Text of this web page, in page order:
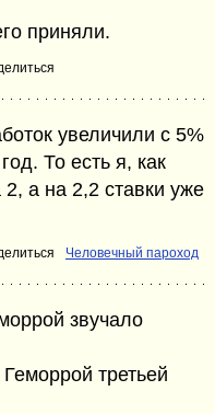
приняли.
увеличили с 5%
То есть я, как
а на 2,2 ставки уже
Человечный пароход
звучало
третьей